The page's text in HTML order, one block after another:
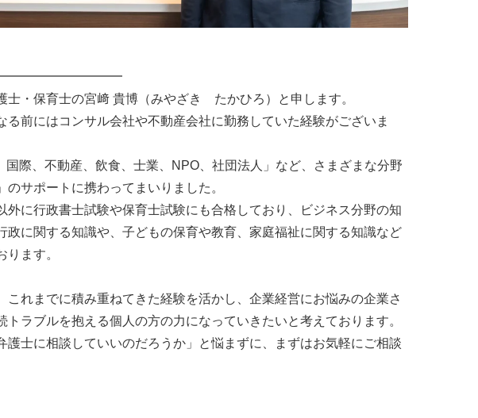
士・保育士の宮﨑 貴博（みやざき たかひろ）と申します。
る前にはコンサル会社や不動産会社に勤務していた経験がございま
国際、不動産、飲食、士業、NPO、社団法人」など、さまざまな分野
のサポートに携わってまいりました。
外に行政書士試験や保育士試験にも合格しており、ビジネス分野の知
政に関する知識や、子どもの保育や教育、家庭福祉に関する知識など
ります。
これまでに積み重ねてきた経験を活かし、企業経営にお悩みの企業さ
トラブルを抱える個人の方の力になっていきたいと考えております。
護士に相談していいのだろうか」と悩まずに、まずはお気軽にご相談